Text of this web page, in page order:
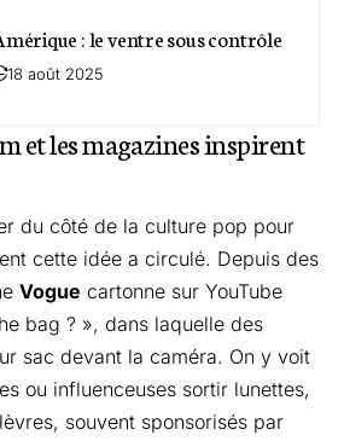
: le ventre sous contrôle
18 août 2025
et les magazines inspirent
du côté de la culture pop pour
cette idée a circulé. Depuis des
Vogue cartonne sur YouTube
bag ? », dans laquelle des
sac devant la caméra. On y voit
ou influenceuses sortir lunettes,
souvent sponsorisés par